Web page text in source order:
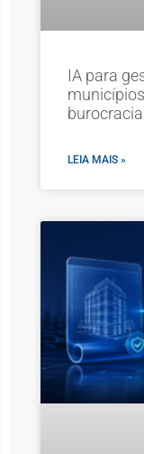
IA para
LEIA MAIS »